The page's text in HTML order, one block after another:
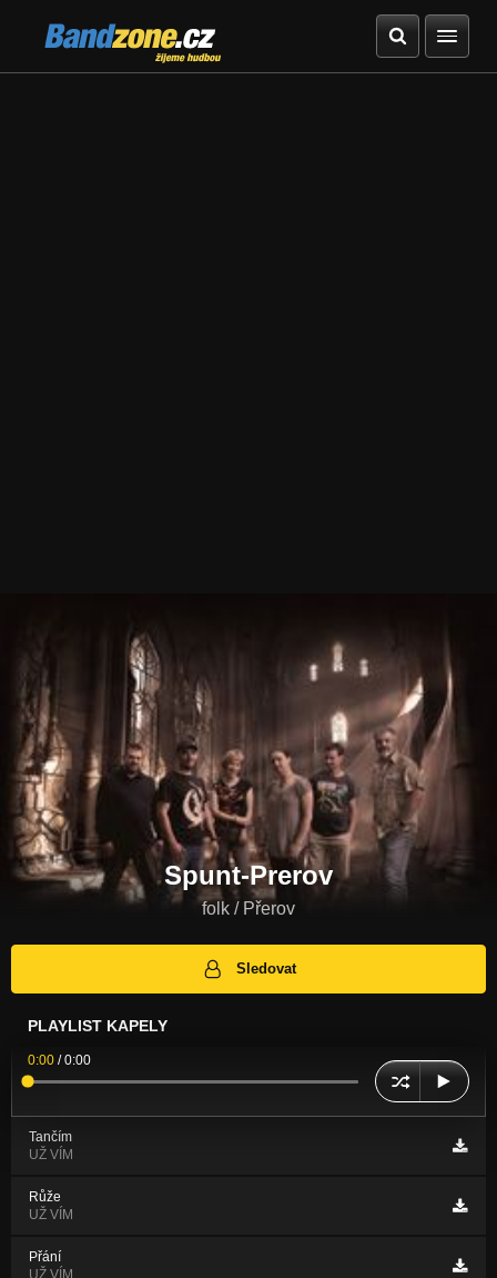
Bandzone.cz
žijeme hudbou
Spunt-Prerov
folk / Přerov
Sledovat
PLAYLIST KAPELY
0:00 /0:00
Tančím
UŽ VÍM
Růže
UŽ VÍM
Přání
UŽ VÍM